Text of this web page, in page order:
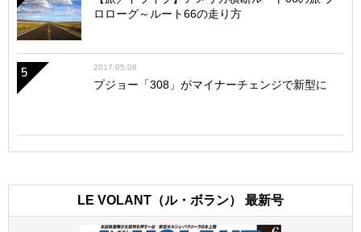
ロローグ～ルート66の走り方
5 2017.05.08
プジョー「308」がマイナーチェンジで新型に
LE VOLANT（ル・ボラン） 最新号